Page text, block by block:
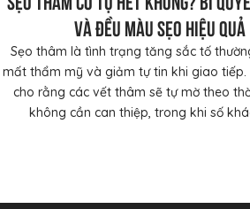
và đều màu sẹo hiệu quả
Sẹo thâm là tình trạng tăng sắc tố
mất thẩm mỹ và giảm tự tin khi giao tiếp.
cho rằng các vết thâm sẽ tự mờ theo
không cần can thiệp, trong khi số